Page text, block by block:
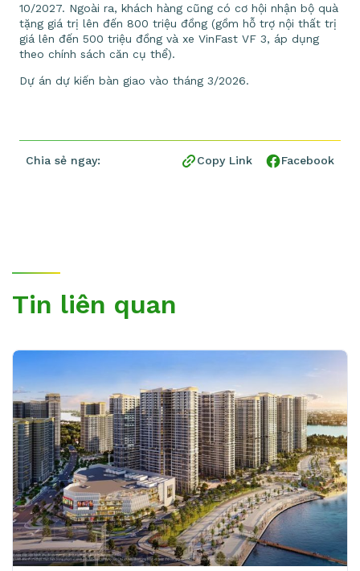
10/2027. Ngoài ra, khách hàng cũng có cơ hội nhận bộ quà
tặng giá trị lên đến 800 triệu đồng (gồm hỗ trợ nội thất trị
giá lên đến 500 triệu đồng và xe VinFast VF 3, áp dụng
theo chính sách căn cụ thể).
Dự án dự kiến bàn giao vào tháng 3/2026.
Chia sẻ ngay: Copy Link Facebook
Tin liên quan